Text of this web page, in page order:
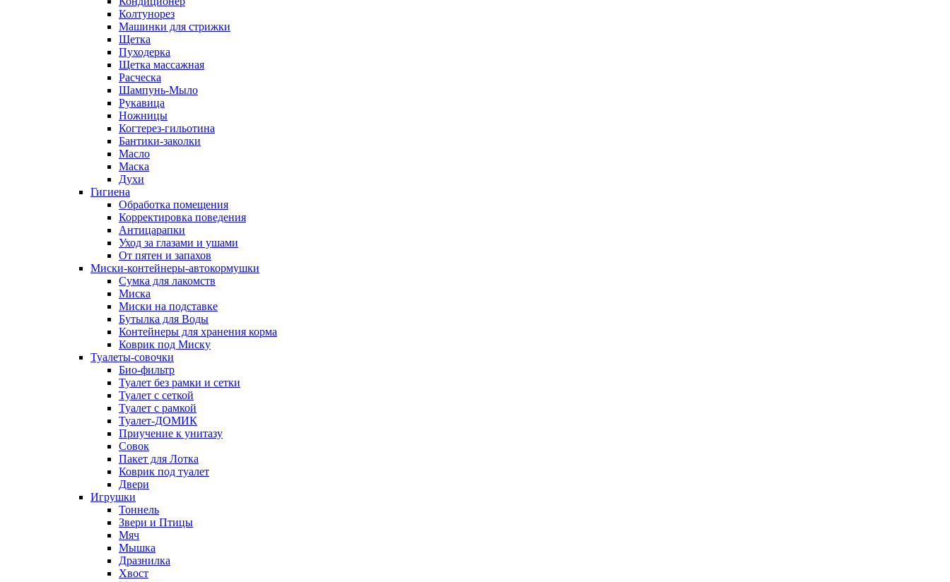
Колтунорез
Машинки для стрижки
Щетка
Пуходерка
Щетка массажная
Расческа
Шампунь-Мыло
Рукавица
Ножницы
Когтерез-гильотина
Бантики-заколки
Масло
Маска
Духи
Гигиена
Обработка помещения
Корректировка поведения
Антицарапки
Уход за глазами и ушами
От пятен и запахов
Миски-контейнеры-автокормушки
Сумка для лакомств
Миска
Миски на подставке
Бутылка для Воды
Контейнеры для хранения корма
Коврик под Миску
Туалеты-совочки
Био-фильтр
Туалет без рамки и сетки
Туалет с сеткой
Туалет с рамкой
Туалет-ДОМИК
Приучение к унитазу
Совок
Пакет для Лотка
Коврик под туалет
Двери
Игрушки
Тоннель
Звери и Птицы
Мяч
Мышка
Дразнилка
Хвост